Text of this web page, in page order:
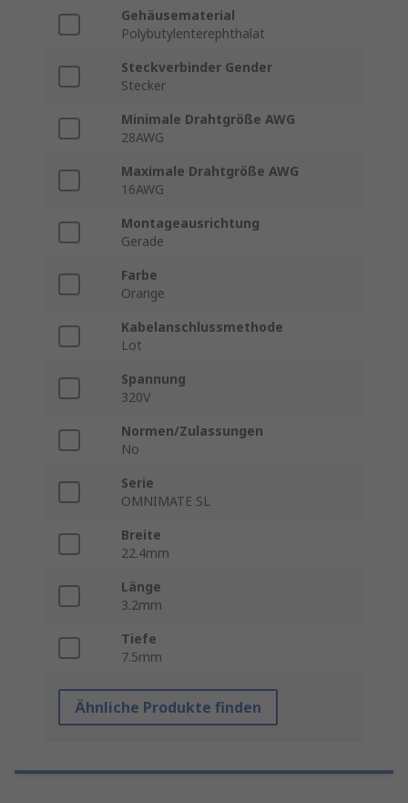
Gehäusematerial
Polybutylenterephthalat
Steckverbinder Gender
Stecker
Minimale Drahtgröße AWG
28AWG
Maximale Drahtgröße AWG
16AWG
Montageausrichtung
Gerade
Farbe
Orange
Kabelanschlussmethode
Lot
Spannung
320V
Normen/Zulassungen
No
Serie
OMNIMATE SL
Breite
22.4mm
Länge
3.2mm
Tiefe
7.5mm
Ähnliche Produkte finden